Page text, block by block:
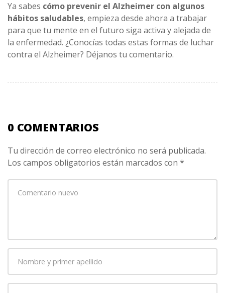
Ya sabes cómo prevenir el Alzheimer con algunos
hábitos saludables, empieza desde ahora a trabajar
para que tu mente en el futuro siga activa y alejada de
la enfermedad. ¿Conocías todas estas formas de luchar
contra el Alzheimer? Déjanos tu comentario.
0 COMENTARIOS
Tu dirección de correo electrónico no será publicada.
Los campos obligatorios están marcados con *
comentario*
primer